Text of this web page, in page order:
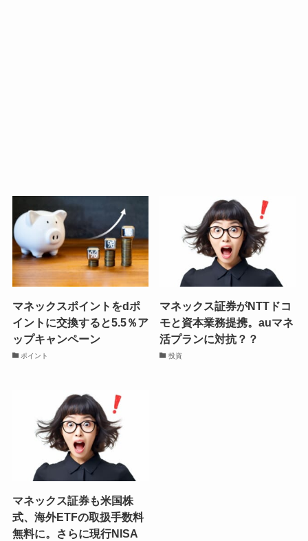
マネックスポイントをdポ
イントに交換すると5.5％ア
ップキャンペーン
ポイント
マネックス証券がNTTドコ
モと資本業務提携。auマネ
活プランに対抗？？
投資
マネックス証券も米国株
式、海外ETFの取扱手数料
無料に。さらに現行NISA